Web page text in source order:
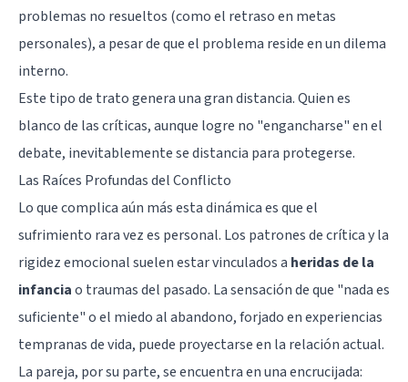
problemas no resueltos (como el retraso en metas
personales), a pesar de que el problema reside en un dilema
interno.
Este tipo de trato genera una gran distancia. Quien es
blanco de las críticas, aunque logre no "engancharse" en el
debate, inevitablemente se distancia para protegerse.
Las Raíces Profundas del Conflicto
Lo que complica aún más esta dinámica es que el
sufrimiento rara vez es personal. Los patrones de crítica y la
rigidez emocional suelen estar vinculados a heridas de la
infanciao traumas del pasado. La sensación de que "nada es
suficiente" o el miedo al abandono, forjado en experiencias
tempranas de vida, puede proyectarse en la relación actual.
La pareja, por su parte, se encuentra en una encrucijada: